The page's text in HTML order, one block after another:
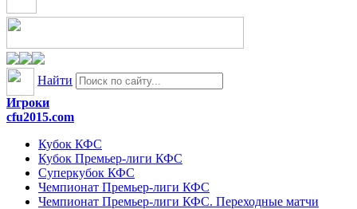
Найти
Игроки
cfu2015.com
Кубок КФС
Кубок Премьер-лиги КФС
Суперкубок КФС
Чемпионат Премьер-лиги КФС
Чемпионат Премьер-лиги КФС. Переходные матчи